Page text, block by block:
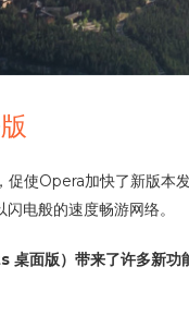
使Opera加快了新版本
电般的速度畅游网络。
版）带来了许多新功